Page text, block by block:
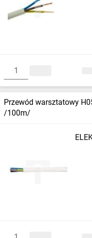
Przewód warsztatowy
/100m/